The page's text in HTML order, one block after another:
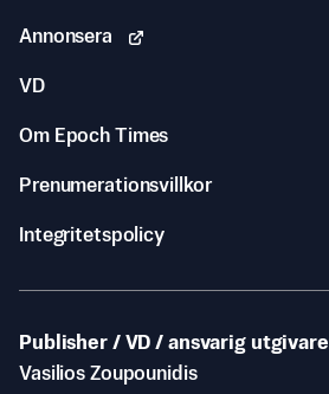
Annonsera
VD
Om Epoch Times
Prenumerationsvillkor
Integritetspolicy
Publisher / VD / ansvarig utgivare
Vasilios Zoupounidis